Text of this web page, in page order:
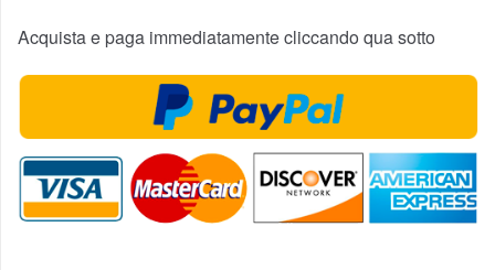
Acquista e paga immediatamente cliccando qua sotto